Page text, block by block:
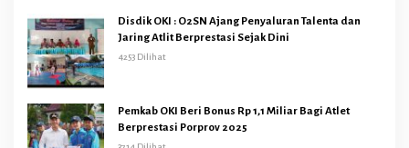
Disdik OKI : O2SN Ajang Penyaluran Talenta dan
Jaring Atlit Berprestasi Sejak Dini
4253 Dilihat
Pemkab OKI Beri Bonus Rp 1,1 Miliar Bagi Atlet
Berprestasi Porprov 2025